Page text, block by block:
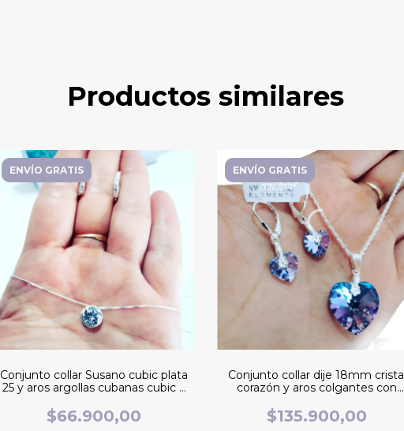
Productos similares
ENVÍO GRATIS
Conjunto collar Susano cubic plata
25 y aros argollas cubanas cubic y
$66.900,00
ENVÍO GRATIS
Conjunto collar dije 18mm cristal
corazón y aros colgantes con
Vitral Light
$135.900,00